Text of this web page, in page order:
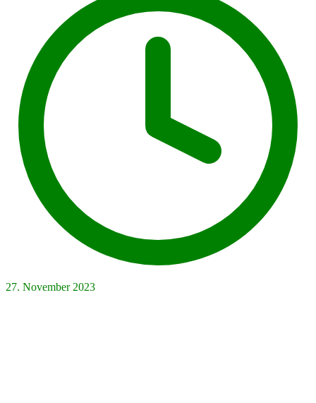
27. November 2023